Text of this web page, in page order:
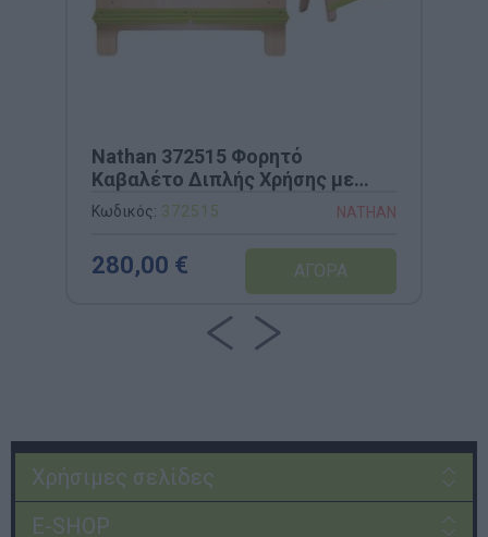
Nathan 372515 Φορητό
Καβαλέτο Διπλής Χρήσης με
Ρυθμιζόμενο Ύψος
Κωδικός: 372515 NATHAN
280,00 €
Χρήσιμες σελίδες
E-SHOP